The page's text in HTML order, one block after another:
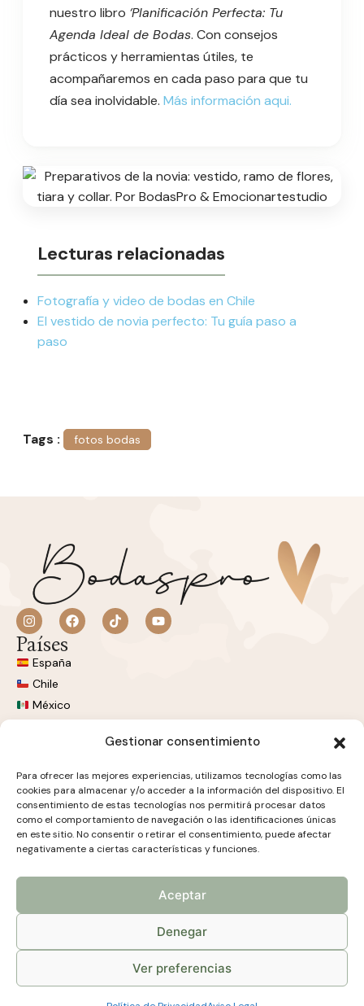
Gestionar consentimiento
Para ofrecer las mejores experiencias, utilizamos tecnologías como las
cookies para almacenar y/o acceder a la información del dispositivo. El
consentimiento de estas tecnologías nos permitirá procesar datos
como el comportamiento de navegación o las identificaciones únicas
en este sitio. No consentir o retirar el consentimiento, puede afectar
negativamente a ciertas características y funciones.
Aceptar
Denegar
Ver preferencias
nuestro libro ‘Planificación Perfecta: Tu
Agenda Ideal de Bodas. Con consejos
prácticos y herramientas útiles, te
acompañaremos en cada paso para que tu
día sea inolvidable. Más información aqui.
Lecturas relacionadas
Fotografía y video de bodas en Chile
El vestido de novia perfecto: Tu guía paso a
paso
Tags : fotos bodas
Países
España
Chile
México
Estados Unidos
BodasPro
BLOG
CALCULADORA DE PRESUPUESTO
ORGANIZADOR DE MESAS